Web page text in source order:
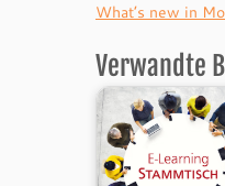
What’s new in
Verwandte